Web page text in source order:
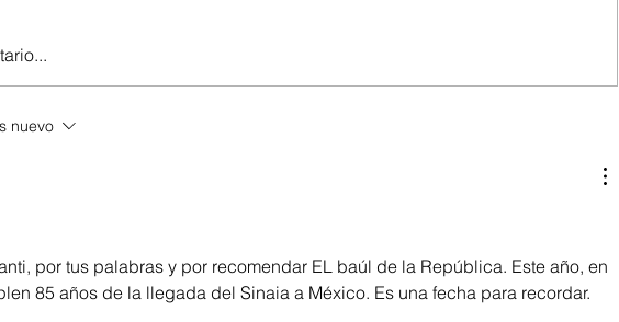
nuevo
por tus palabras y por recomendar EL baúl de la República. Este año, en
85 años de la llegada del Sinaia a México. Es una fecha para recordar.